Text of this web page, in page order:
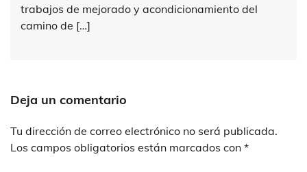
trabajos de mejorado y acondicionamiento del
camino de […]
Deja un comentario
Tu dirección de correo electrónico no será publicada.
Los campos obligatorios están marcados con *